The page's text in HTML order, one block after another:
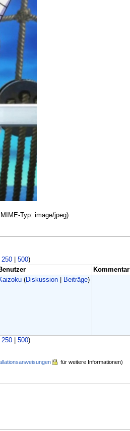
Typ: image/jpeg)
250| 500)
Kommentar
(Diskussion Beiträge)
250| 500)
für weitere Informationen)